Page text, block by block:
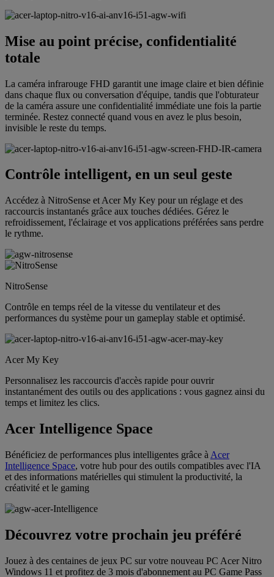
Mise au point précise, confidentialité
totale
La caméra infrarouge FHD garantit une image claire et bien définie
dans chaque flux ou conversation d'équipe, tandis que l'obturateur
de la caméra assure une confidentialité immédiate une fois la partie
terminée. Restez connecté quand vous en avez le plus besoin,
invisible le reste du temps.
Contrôle intelligent, en un seul geste
Accédez à NitroSense et Acer My Key pour un réglage et des
raccourcis instantanés grâce aux touches dédiées. Gérez le
refroidissement, l'éclairage et vos applications préférées sans perdre
le rythme.
NitroSense
Contrôle en temps réel de la vitesse du ventilateur et des
performances du système pour un gameplay stable et optimisé.
Acer My Key
Personnalisez les raccourcis d'accès rapide pour ouvrir
instantanément des outils ou des applications : vous gagnez ainsi du
temps et limitez les clics.
Acer Intelligence Space
Bénéficiez de performances plus intelligentes grâce à Acer
Intelligence Space, votre hub pour des outils compatibles avec l'IA
et des informations matérielles qui stimulent la productivité, la
créativité et le gaming
Découvrez votre prochain jeu préféré
Jouez à des centaines de jeux PC sur votre nouveau PC Acer Nitro
Windows 11 et profitez de 3 mois d'abonnement au PC Game Pass